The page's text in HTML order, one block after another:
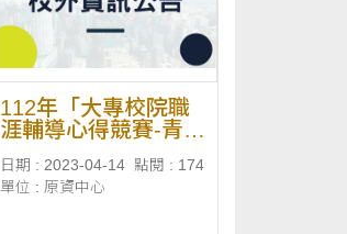
112年「大專校院職
涯輔導心得競賽-青年
件!徵件至7月7日!
日期 : 2023-04-14 點閱 : 174
單位 : 原資中心